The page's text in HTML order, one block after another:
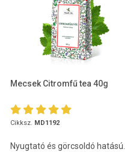
Mecsek Citromfű tea 40g
Cikksz. MD1192
Nyugtató és görcsoldó hatású.